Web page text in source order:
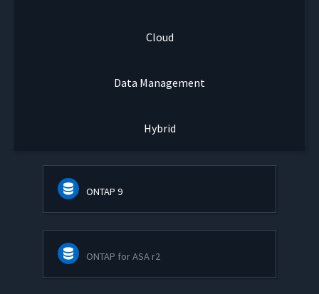
Cloud
Data Management
Hybrid
ONTAP 9
ONTAP for ASA r2